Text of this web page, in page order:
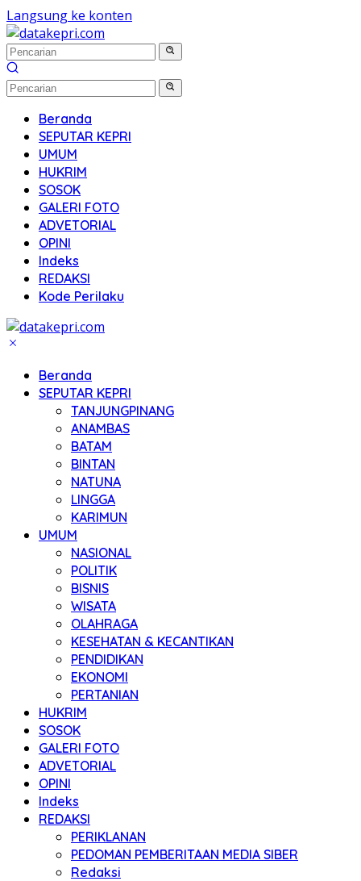
Langsung ke konten
Beranda
SEPUTAR KEPRI
UMUM
HUKRIM
SOSOK
GALERI FOTO
ADVETORIAL
OPINI
Indeks
REDAKSI
Kode Perilaku
Beranda
SEPUTAR KEPRI
TANJUNGPINANG
ANAMBAS
BATAM
BINTAN
NATUNA
LINGGA
KARIMUN
UMUM
NASIONAL
POLITIK
BISNIS
WISATA
OLAHRAGA
KESEHATAN & KECANTIKAN
PENDIDIKAN
EKONOMI
PERTANIAN
HUKRIM
SOSOK
GALERI FOTO
ADVETORIAL
OPINI
Indeks
REDAKSI
PERIKLANAN
PEDOMAN PEMBERITAAN MEDIA SIBER
Redaksi